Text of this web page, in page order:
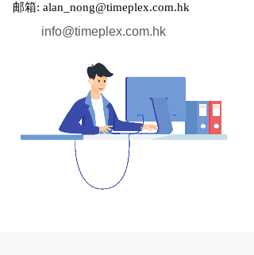
邮箱: alan_nong@timeplex.com.hk
info@timeplex.com.hk